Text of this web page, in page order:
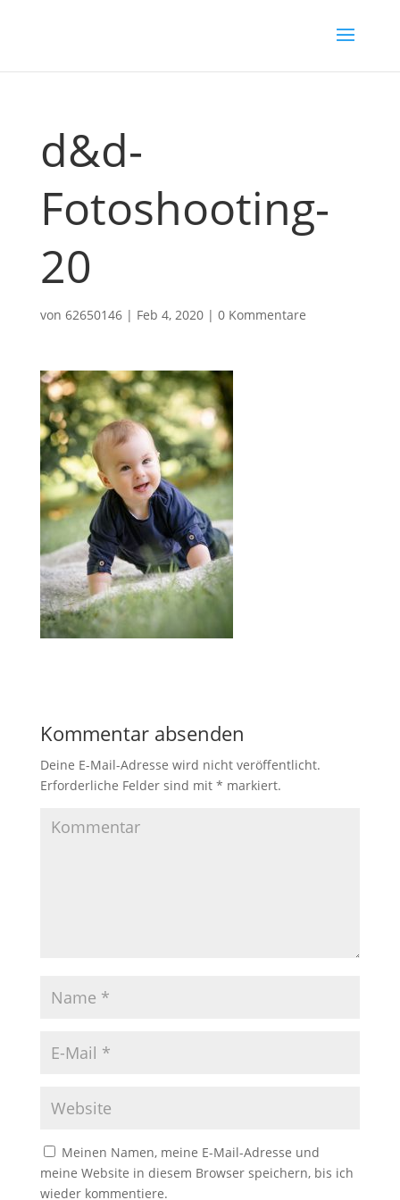
d&d-
Fotoshooting-
20
von 62650146| Feb 4, 2020| 0 Kommentare
Kommentar absenden
Deine E-Mail-Adresse wird nicht veröffentlicht.
Erforderliche Felder sind mit * markiert.
Meinen Namen, meine E-Mail-Adresse und
meine Website in diesem Browser speichern, bis ich
wieder kommentiere.